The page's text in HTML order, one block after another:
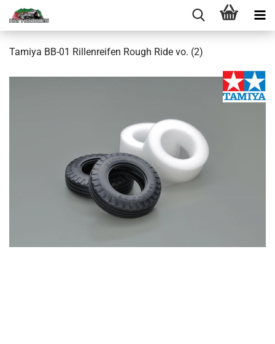
Tamiya BB-01 Rillenreifen Rough Ride vo. (2)